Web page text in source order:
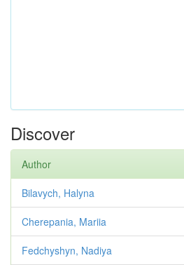
Discover
Author
Bilavych, Halyna
Cherepania, Mariia
Fedchyshyn, Nadiya